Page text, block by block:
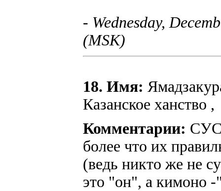
- Wednesday,
(MSK)
18. Имя:
Казанское ханство ,
Комментарии:
более что их
(ведь никто же не
это "он", а кимоно